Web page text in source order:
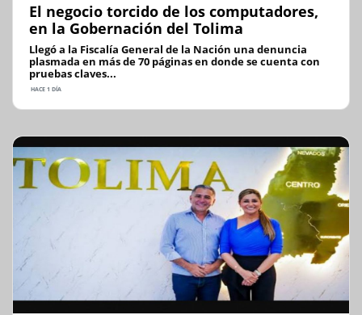
El negocio torcido de los computadores,
en la Gobernación del Tolima
Llegó a la Fiscalía General de la Nación una denuncia
plasmada en más de 70 páginas en donde se cuenta con
pruebas claves...
HACE 1 DÍA